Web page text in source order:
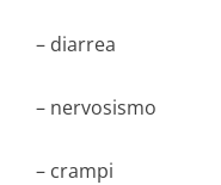
– diarrea
– nervosismo
– crampi